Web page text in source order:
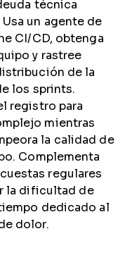
técnica
un agente de
CI/CD, obtenga
y rastree
de la
los sprints.
registro para
mientras
la calidad de
Complementa
regulares
la dificultad de
dedicado al
dolor.